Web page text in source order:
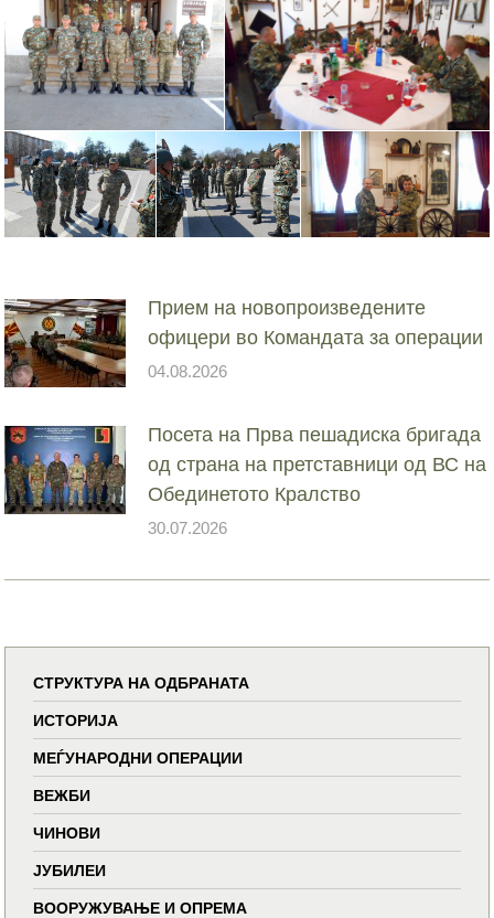
Прием на новопроизведените
офицери во Командата за операции
04.08.2026
Посета на Прва пешадиска бригада
од страна на претставници од ВС на
Обединетото Кралство
30.07.2026
СТРУКТУРА НА ОДБРАНАТА
ИСТОРИЈА
МЕЃУНАРОДНИ ОПЕРАЦИИ
ВЕЖБИ
ЧИНОВИ
ЈУБИЛЕИ
ВООРУЖУВАЊЕ И ОПРЕМА